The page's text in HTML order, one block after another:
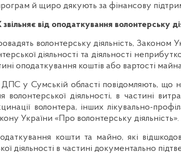
й щиро дякують за фінансову
від оподаткування волонтерську
волонтерську діяльність,
діяльності та діяльності
оподаткування коштів або вартості
у Сумській області повідомляють, що
діяльності, в частині
волонтера, інших лікувально-
України «Про волонтерську діяльність».
кошти та майно, які
діяльності в частині документально